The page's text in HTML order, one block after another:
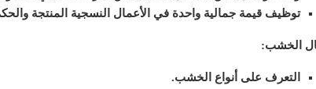
توظيف قيمة جمالية واحدة في الأعمال النسجية المنتجة
الخشب:
التعرف على أنواع الخشب.